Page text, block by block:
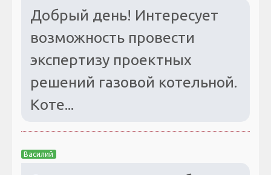
Добрый день! Интересует
возможность провести
экспертизу проектных
решений газовой котельной.
Коте...
Василий